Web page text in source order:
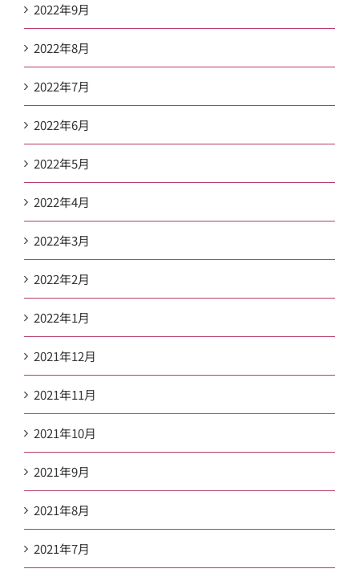
2022年9月
2022年8月
2022年7月
2022年6月
2022年5月
2022年4月
2022年3月
2022年2月
2022年1月
2021年12月
2021年11月
2021年10月
2021年9月
2021年8月
2021年7月